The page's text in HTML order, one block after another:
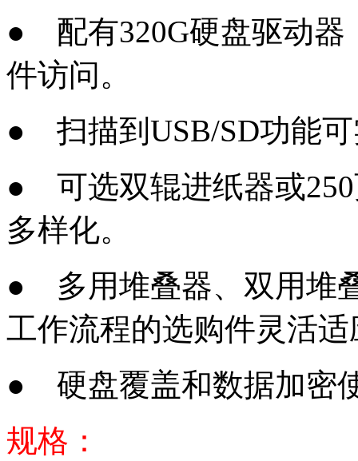
● 配有320G硬盘驱动器
件访问。
● 扫描到USB/SD功能
● 可选双辊进纸器或250
多样化。
● 多用堆叠器、双用堆
工作流程的选购件灵活
● 硬盘覆盖和数据加密
规格：